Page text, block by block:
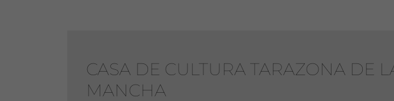
CASA DE CULTURA TARAZONA DE
MANCHA